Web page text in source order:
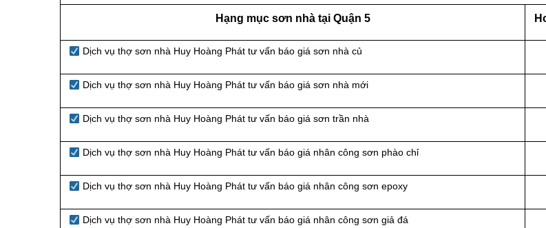
Hạng mục sơn nhà tại Quận 5
Dịch vụ thợ sơn nhà Huy Hoàng Phát tư vấn báo giá sơn nhà củ
Dịch vụ thợ sơn nhà Huy Hoàng Phát tư vấn báo giá sơn nhà mới
Dịch vụ thợ sơn nhà Huy Hoàng Phát tư vấn báo giá sơn trần nhà
Dịch vụ thợ sơn nhà Huy Hoàng Phát tư vấn báo giá nhân công sơn phào chỉ
Dịch vụ thợ sơn nhà Huy Hoàng Phát tư vấn báo giá nhân công sơn epoxy
Dịch vụ thợ sơn nhà Huy Hoàng Phát tư vấn báo giá nhân công sơn giả đá